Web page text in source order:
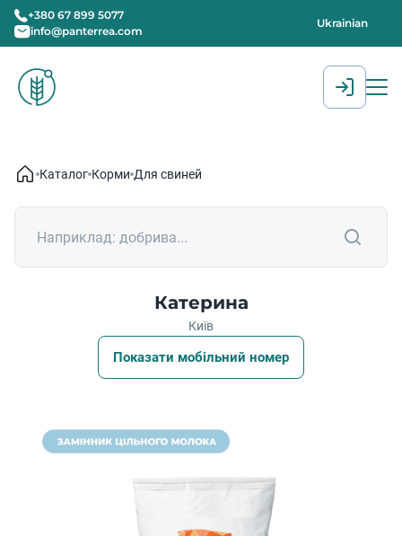
+380 67 899 5077
info@panterrea.com
Ukrainian
Каталог Корми Для свиней
Катерина
Київ
Показати мобільний номер